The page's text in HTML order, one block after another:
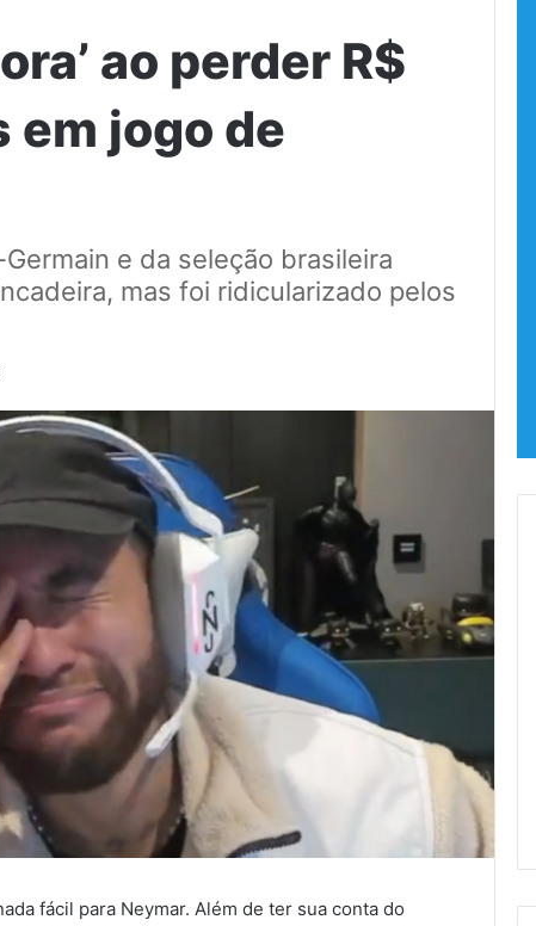
ao perder R$
em jogo de
e da seleção brasileira
mas foi ridicularizado pelos
fácil para Neymar. Além de ter sua conta do